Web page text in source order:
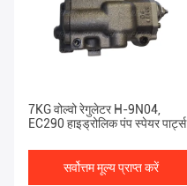
7KG वोल्वो रेगुलेटर H-9N04,
EC290 हाइड्रोलिक पंप स्पेयर पार्ट्स
सर्वोत्तम मूल्य प्राप्त करें